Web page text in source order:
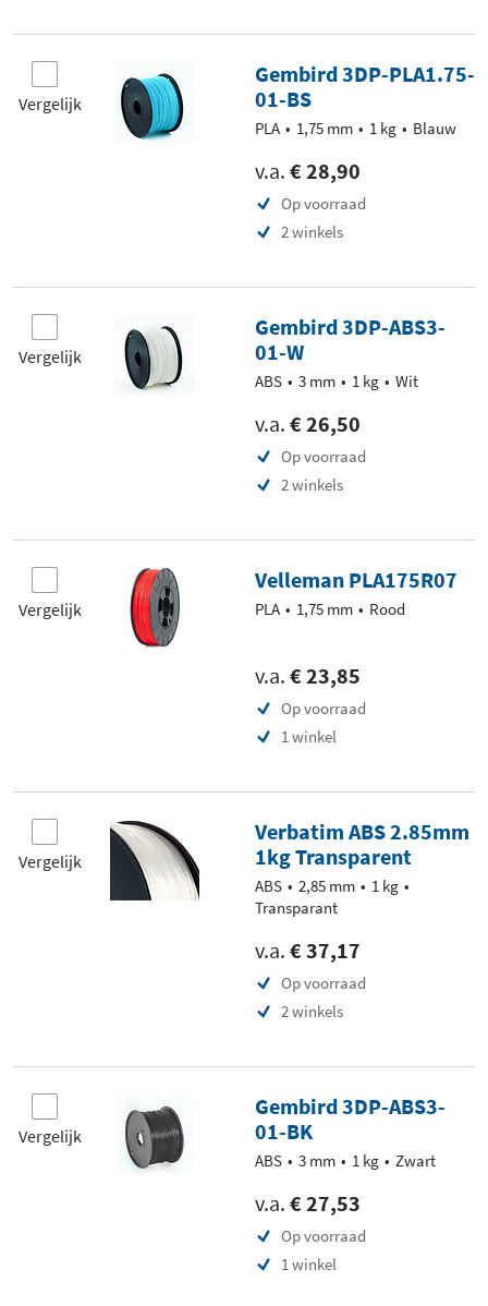
Vergelijk
Gembird 3DP-PLA1.75-
01-BS
PLA 1,75 mm 1 kg Blauw
v.a. € 28,90
Op voorraad
2 winkels
Vergelijk
Gembird 3DP-ABS3-
01-W
ABS 3 mm 1 kg Wit
v.a. € 26,50
Op voorraad
2 winkels
Vergelijk
Velleman PLA175R07
PLA 1,75 mm Rood
v.a. € 23,85
Op voorraad
1 winkel
Vergelijk
Verbatim ABS 2.85mm
1kg Transparent
ABS 2,85 mm
1 kg
Transparant
v.a. € 37,17
Op voorraad
2 winkels
Vergelijk
Gembird 3DP-ABS3-
01-BK
ABS 3 mm 1 kg Zwart
v.a. € 27,53
Op voorraad
1 winkel